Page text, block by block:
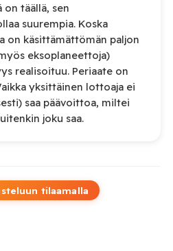
on täällä, sen
suurempia. Koska
on käsittämättömän paljon
eksoplaneettoja)
realisoituu. Periaate on
yksittäinen lottoaja ei
saa päävoittoa, miltei
joku saa.
tilaamalla